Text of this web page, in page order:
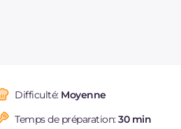
Difficulté: Moyenne
Temps de préparation:30 min